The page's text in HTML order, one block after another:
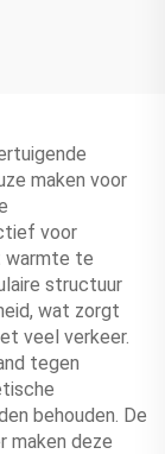
maken voor
voor
warmte te
structuur
wat zorgt
veel verkeer.
tegen
behouden. De
maken deze